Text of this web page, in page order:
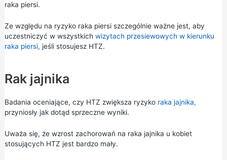
raka piersi.
Ze względu na ryzyko raka piersi szczególnie ważne jest, aby
uczestniczyć w wszystkich wizytach przesiewowych w kierunku
raka piersi, jeśli stosujesz HTZ.
Rak jajnika
Badania oceniające, czy HTZ zwiększa ryzyko raka jajnika,
przyniosły jak dotąd sprzeczne wyniki.
Uważa się, że wzrost zachorowań na raka jajnika u kobiet
stosujących HTZ jest bardzo mały.